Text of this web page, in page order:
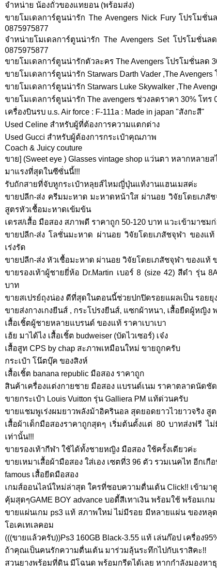
จำหน่าย น้องถั่วของแทยอน (พร้อมส่ง)
ขายโมเดลการ์ตูนน่ารัก The Avengers Nick Fury โปรโมชั่
0875975877
จำหน่ายโมเดลการ์ตูนน่ารัก The Avengers Set โปรโมชั่น
0875975877
ขายโมเดลการ์ตูนน่ารักตัวละคร The Avengers โปรโมชั่นลด
ขายโมเดลการ์ตูนน่ารัก Starwars Darth Vader ,The Avengers
ขายโมเดลการ์ตูนน่ารัก Starwars Luke Skywalker ,The
ขายโมเดลการ์ตูนน่ารัก The avengers ช่วงลดราคา 30% โทร
เครื่องบินรบ u.s. Air force : F-111a : Made in japan "สังกะสี"
Used Celine สำหรับผู้ที่ต้องการความแตกต่าง
Used Gucci สำหรับผู้ต้องการกระเป๋าคุณภาพ
Coach & Juicy couture
ขาย] (Sweet eye ) Glasses vintage shop แว่นตา หลากหลาย
มาแรงที่สุดในซีซั่นนี้!!!
รับถักสายที่จับหูกระเป๋าหลุยส์ไหมญี่ปุ่นแท้งานแฮนเมสค่ะ
ขายปลีก-ส่ง ครีมมะหาด มะหาดหน้าใส ผ่านอย วิจัยโดยเภสั
สูตรหัวเชื้อมะหาดเข้มข้น
เดรส/เสื้อ มือสอง สภาพดี ราคาถูก 50-120 บาท แวะเข้ามาชม
ขายปลีก-ส่ง โลชั่นมะหาด ผ่านอย วิจัยโดยเภสัชจุฬา ของแท้
เร่งรัด
ขายปลีก-ส่ง หัวเชื้อมะหาด ผ่านอย วิจัยโดยเภสัชจุฬา ของแท้
ขายรองเท้าผู้ชายยี่ห้อ Dr.Martin เบอร์ 8 (size 42) สีดำ รุ่น
บาท
ขายสเปรย์ถุงน่อง ดีที่สุดในตอนนี้ช่วยปกปิดรอยแผลเป็น รอยยุ
ขายส่งกางเกงยีนส์ , กระโปรงยีนส์, แซกผ้าหนา, เสื้อยืดผู้หญิง
เสื้อเชิ้ตผู้ชายหลายแบรนด์ ของแท้ ราคาเบาเบา
เฮ้ย มาได้ไง เสื้อเชิ้ต budweiser (บัดไวเซอร์) เจ๋ง
เสื้อสูท CPS by chap สะภาพเหมือนใหม่ ขายถูกครับ
กระเป๋า โน๊ตบุ๊ค ของสิงห์
เสื้อเชิ้ต banana republic มือสอง ราคาถูก
สินค้าเครื่องแต่งกายชาย มือสอง แบรนด์เนม ราคาตลาดนัดชั
ขายกระเป๋า Louis Vuitton รุ่น Galliera PM แท้ด่วนครับ
ขายแชมพูเร่งผมยาวพลังม้าอิครินอล สุดยอดยาวไวยาวจริง สูต
เสื้อผ้าเด็กมือสองราคาถูกสุดๆ เริ่มต้นตั้งแต่ 80 บาทส่งฟรี ไ
เท่านั้น!!!
ขายรองเท้ากีฬา ใช้ได้ทั้งชายหญิง มือสอง ใช้ครั้งเดียวค่ะ
ขายเหมาเสื้อผ้ามือสอง ใส่เอง เซตที่3 96 ตัว รวมเนคไท อีกเกื
famous เสื้อยีดมือสอง
เกมส์ออนไลน์ใหม่ล่าสุด ใครที่ชอบความตื่นเต้น Click!! เข้ามา
คุ้มสุดๆGAME BOY advance บอดี้สีเทาเงิน พร้อมใช้ พร้อมเก
ขายแผ่นเกม ps3 แท้ สภาพใหม่ ไม่มีรอย มีหลายแผ่น ของห
โอเคเทเลคอม
(((ขายแล้วครับ))Ps3 160GB Black-3.55 แท้ เล่นก๊อป เครื่อง
ถ้าคุณเป็นคนรักความตื่นเต้น มาร่วมลุ้นระทึกไปกับเราสิคะ!!
สวนยางพร้อมที่ดิน มีโฉนด พร้อมกรีดได้เลย หากกำลังมองหา